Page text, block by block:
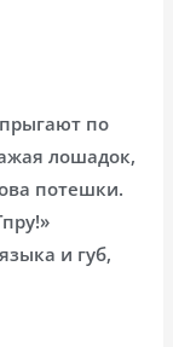
по
лошадок,
потешки.
и губ,